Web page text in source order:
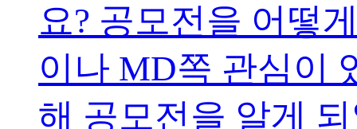
요? 공모전을 어떻
이나 MD쪽 관심이
해 공모전을 알게